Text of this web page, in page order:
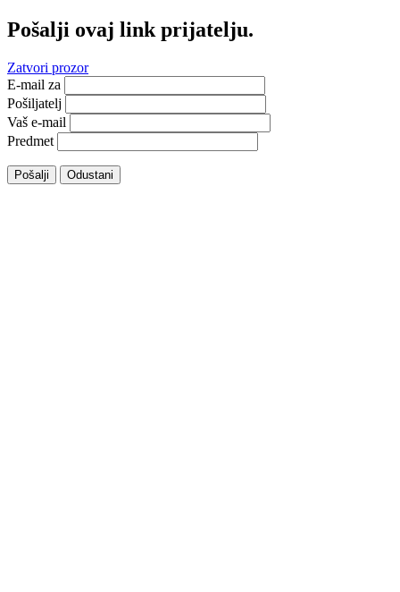
Pošalji ovaj link prijatelju.
Zatvori prozor
E-mail za
Pošiljatelj
Vaš e-mail
Predmet
Pošalji Odustani